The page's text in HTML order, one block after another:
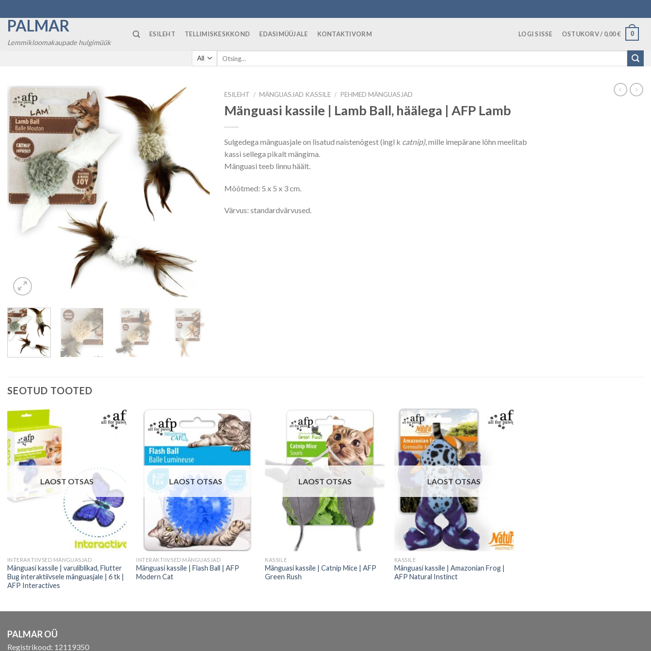
to
content
PALMAR
Lemmikloomakaupade hulgimüük
ESILEHT TELLIMISKESKKOND EDASIMÜÜJALE KONTAKTIVORM LOGI SISSE OSTUKORV / 0,00€ 0
Otsi:
ESILEHT / MÄNGUASJAD KASSILE / PEHMED MÄNGUASJAD
Mänguasi kassile | Lamb Ball, häälega | AFP Lamb
Sulgedega mänguasjale on lisatud naistenõgest (ingl k catnip),mille imepärane lõhn meelitab
kassi sellega pikalt mängima.
Mänguasi teeb linnu häält.
Mõõtmed: 5 x 5 x 3 cm.
Värvus: standardvärvused.
SEOTUD TOOTED
LAOST OTSAS
INTERAKTIIVSED MÄNGUASJAD
Mänguasi kassile | varuliblikad, Flutter
Bug interaktiivsele mänguasjale | 6 tk |
AFP Interactives
LAOST OTSAS
INTERAKTIIVSED MÄNGUASJAD
Mänguasi kassile | Flash Ball | AFP
Modern Cat
LAOST OTSAS
KASSILE
Mänguasi kassile | Catnip Mice | AFP
Green Rush
LAOST OTSAS
KASSILE
Mänguasi kassile | Amazonian Frog |
AFP Natural Instinct
PALMAR OÜ
Registrikood: 12119350